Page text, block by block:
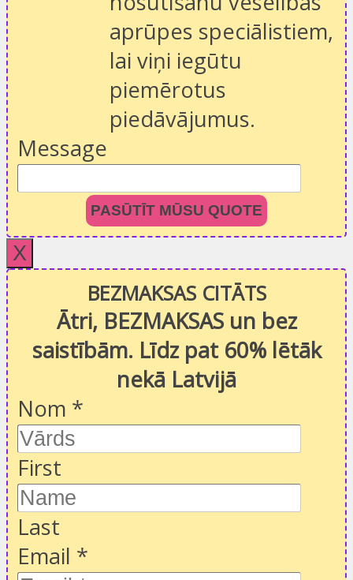
aprūpes speciālistiem,
lai viņi iegūtu
piemērotus
piedāvājumus.
Message
PASŪTĪT MŪSU QUOTE
X
BEZMAKSAS CITĀTS
Ātri, BEZMAKSAS un bez
saistībām. Līdz pat 60% lētāk
nekā Latvijā
Nom *
First
Last
Email *